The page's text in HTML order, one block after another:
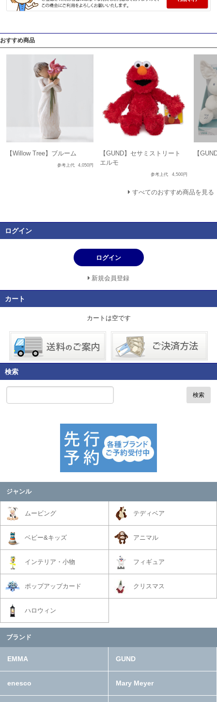
おすすめ商品
【Willow Tree】ブルーム
参考上代 4,050円
【GUND】セサミストリート
エルモ
参考上代 4,500円
【
すべてのおすすめ商品を見る
ログイン
ログイン
新規会員登録
カート
カートは空です
検索
検索
ジャンル
ムービング テディベア
ベビー&キッズ アニマル
インテリア・小物 フィギュア
ポップアップカード クリスマス
ハロウィン
ブランド
EMMA GUND
enesco Mary Meyer